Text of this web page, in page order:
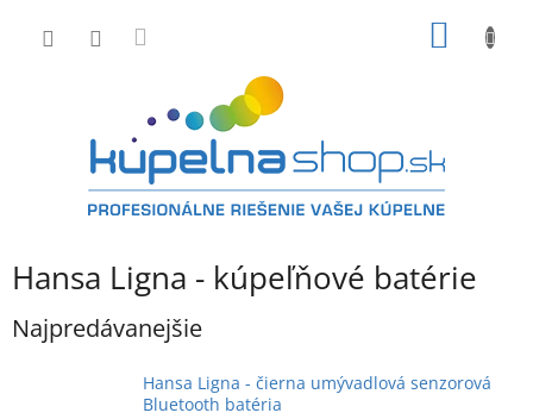
Hansa Ligna - kúpeľňové batérie
Najpredávanejšie
Hansa Ligna - čierna umývadlová senzorová
Bluetooth batéria